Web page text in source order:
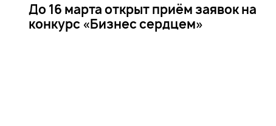
До 16 марта открыт приём заявок на
конкурс «Бизнес сердцем»